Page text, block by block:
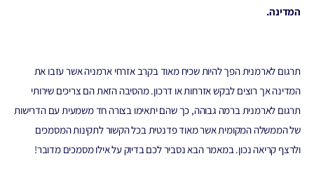
המדינה.
תרגום לארמנית הפך להיות שכיח מאוד בקרב אזרחי ארמניה אשר עזבו את
המדינה אך רוצים לבקש אזרחות או דרכון. מהסיבה הזאת הם צריכים שירותי
תרגום לארמנית ברמה גבוהה, כך שהם יתאימו בצורה חד משמעית עם הדרישות
של הממשלה המקומית אשר מאוד פדנטית בכל הקשור לתקינות המסמכים
ולרצף קריאה נכון. במאמר הבא נסביר לכם בדיוק על אילו מסמכים מדובר!